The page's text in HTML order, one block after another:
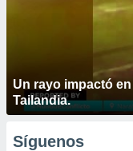
Un rayo impactó
Tailandia.
Síguenos